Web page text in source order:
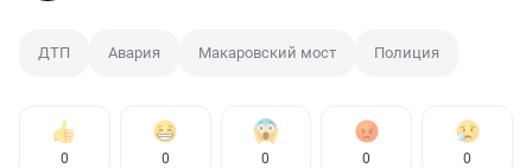
ДТП Авария Макаровский мост Полиция
0 0 0 0 0